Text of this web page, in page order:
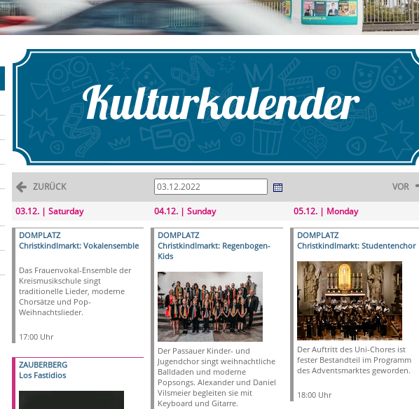
ZURÜCK VOR
03.12. | Saturday
DOMPLATZ
Christkindlmarkt: Vokalensemble
Das Frauenvokal-Ensemble der
Kreismusikschule singt
traditionelle Lieder, moderne
Chorsätze und Pop-
Weihnachtslieder.
17:00 Uhr
ZAUBERBERG
Los Fastidios
04.12. | Sunday
DOMPLATZ
Christkindlmarkt: Regenbogen-
Kids
Der Passauer Kinder- und
Jugendchor singt weihnachtliche
Balldaden und moderne
Popsongs. Alexander und Daniel
Vilsmeier begleiten sie mit
Keyboard und Gitarre.
05.12. | Monday
DOMPLATZ
Christkindlmarkt: Studentenchor
Der Auftritt des Uni-Chores ist
fester Bestandteil im Programm
des Adventsmarktes geworden.
18:00 Uhr